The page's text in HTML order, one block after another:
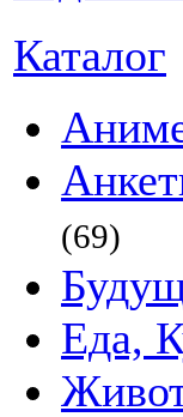
Каталог
(69)
Еда,